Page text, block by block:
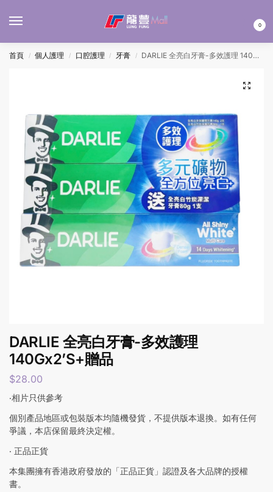
0
首頁 / 個人護理 / 口腔護理 / 牙膏 / DARLIE 全亮白牙膏-多效護理 140Gx2’S+贈品
DARLIE 全亮白牙膏-多效護理
140Gx2’S+贈品
$28.00
‧相片只供參考
個別產品地區或包裝版本均隨機發貨，不提供版本退換。如有任何
爭議，本店保留最終決定權。
‧ 正品正貨
本集團擁有香港政府發放的「正品正貨」認證及各大品牌的授權
書。